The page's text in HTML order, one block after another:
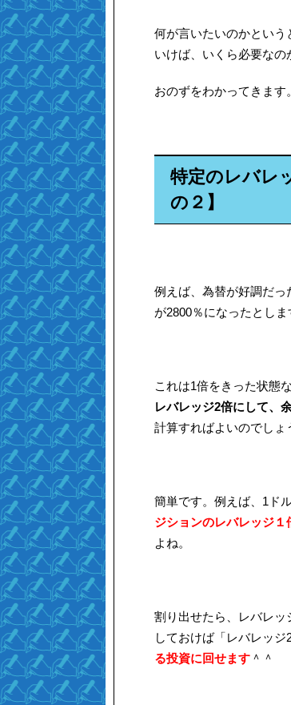
何が言いたいのかという
いけば、いくら必要なの
おのずをわかってきます。
特定のレバレ
の２】
例えば、為替が好調だ
が2800％になったとしま
これは1倍をきった状態
レバレッジ2倍にして、
計算すればよいのでしょ
簡単です。例えば、1ド
ジションのレバレッジ１
よね。
割り出せたら、レバレ
しておけば「レバレッジ
る投資に回せます ＾＾